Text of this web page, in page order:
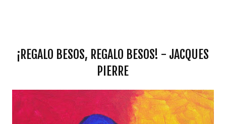
¡REGALO BESOS, REGALO BESOS! - JACQUES
PIERRE